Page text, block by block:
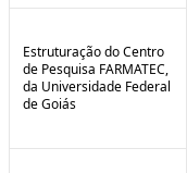
Estruturação do Centro
de Pesquisa FARMATEC,
da Universidade Federal
de Goiás